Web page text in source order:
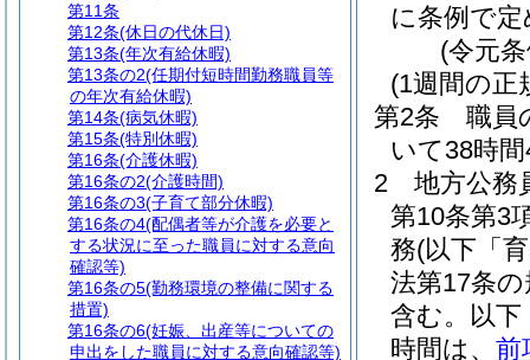
に条例で
(令元
(1週間の正
第2条
職員
いて38時
2
地方公務
第10条第3
務(以下「
法第17条
含む。以下
時間は、 前
第11条
第12条(休日の代休日)
第13条(年次有給休暇)
第13条の2(任期付短時間勤務職員等
の年次有給休暇)
第14条(病気休暇)
第15条(特別休暇)
第16条(介護休暇)
第16条の2(介護時間)
第16条の3(子育て部分休暇)
第16条の4(配偶者等が介護を必要と
する状況に至った職員に対する意向
確認等)
第16条の5(勤務環境の整備に関する
措置)
第16条の6(妊娠、出産等についての
申出をした職員に対する意向確認等)